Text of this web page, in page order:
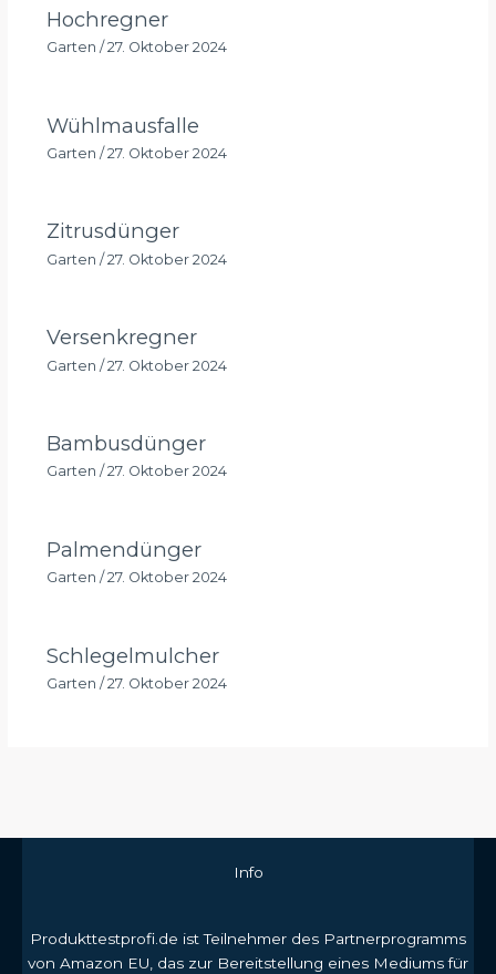
Hochregner
Garten / 27. Oktober 2024
Wühlmausfalle
Garten / 27. Oktober 2024
Zitrusdünger
Garten / 27. Oktober 2024
Versenkregner
Garten /27. Oktober 2024
Bambusdünger
Garten / 27. Oktober 2024
Palmendünger
Garten / 27. Oktober 2024
Schlegelmulcher
Garten / 27. Oktober 2024
Info
Produkttestprofi.de ist Teilnehmer des Partnerprogramms
von Amazon EU, das zur Bereitstellung eines Mediums für